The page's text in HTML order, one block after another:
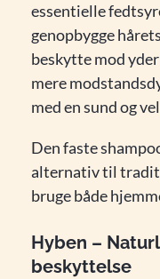
essentielle
genopbygge
beskytte mod
mere
med en sund og
Den faste
alternativ til
bruge både
Hyben –
beskyttelse